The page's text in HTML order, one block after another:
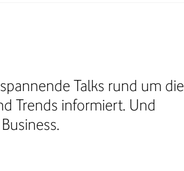
Talks rund um die
Trends informiert. Und